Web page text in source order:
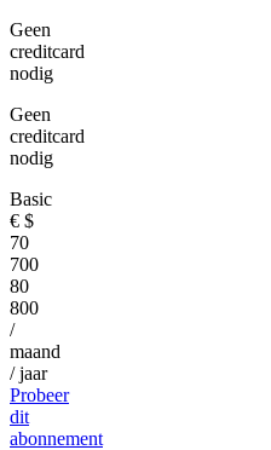
Geen
creditcard
nodig
Geen
creditcard
nodig
Basic
€ $
70
700
80
800
/
maand
/ jaar
Probeer
dit
abonnement